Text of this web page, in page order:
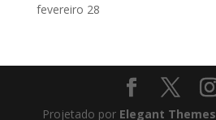
fevereiro 28
Projetado por Elegant Themes